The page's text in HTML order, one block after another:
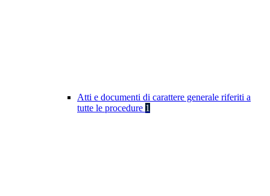
Atti e documenti di carattere generale riferiti a
tutte le procedure 1